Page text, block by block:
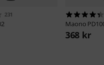
231
Maono
368 kr